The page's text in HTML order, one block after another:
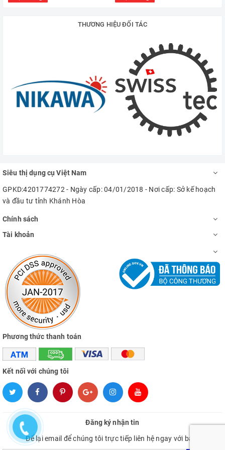
THƯƠNG HIỆU ĐỐI TÁC
Siêu thị dụng cụ Việt Nam
GPKD:4201774272 - Ngày cấp: 04/01/2018 - Nơi cấp: Sở kế hoạch
và đầu tư tỉnh Khánh Hòa
Chính sách
Tài khoản
Phương thức thanh toán
Kết nối với chúng tôi
Đăng ký nhận tin
Để lại email để chúng tôi trực tiếp liên hệ ngay với bạn.